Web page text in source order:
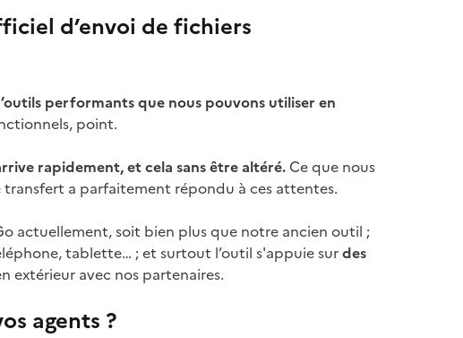
d’envoi de fichiers
performants que nous pouvons utiliser en
point.
rapidement, et cela sans être altéré. Ce que nous
transfert a parfaitement répondu à ces attentes.
actuellement, soit bien plus que notre ancien outil ;
tablette… ; et surtout l’outil s'appuie surdes
extérieur avec nos partenaires.
agents ?